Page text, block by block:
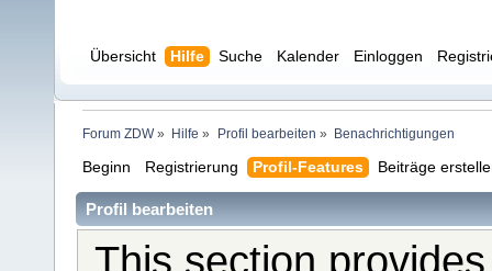
Übersicht Hilfe Suche Kalender Einloggen
Forum ZDW» Hilfe » Profil bearbeiten » Benachrichtigungen
Beginn Registrierung Profil-Features Beiträge
Profil bearbeiten
This section